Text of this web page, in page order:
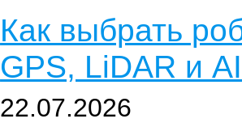
Как выбрать
GPS, LiDAR и
22.07.2026